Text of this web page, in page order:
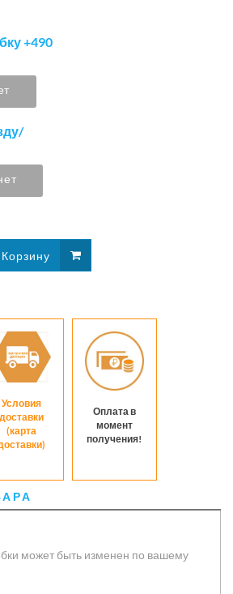
+490
Условия
доставки
(карта
Оплата в
момент
получения!
может быть изменен по вашему